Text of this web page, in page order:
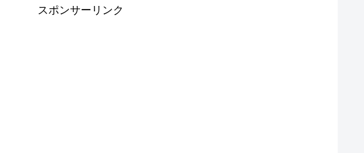
スポンサーリンク